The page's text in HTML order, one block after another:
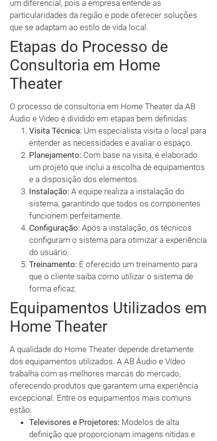
um diferencial, pois a empresa entende as
particularidades da região e pode oferecer soluções
que se adaptam ao estilo de vida local.
Etapas do Processo de
Consultoria em Home
Theater
O processo de consultoria em Home Theater da AB
Áudio e Vídeo é dividido em etapas bem definidas:
Visita Técnica: Um especialista visita o local para
entender as necessidades e avaliar o espaço.
Planejamento: Com base na visita, é elaborado
um projeto que inclui a escolha de equipamentos
e a disposição dos elementos.
Instalação: A equipe realiza a instalação do
sistema, garantindo que todos os componentes
funcionem perfeitamente.
Configuração: Após a instalação, os técnicos
configuram o sistema para otimizar a experiência
do usuário.
Treinamento: É oferecido um treinamento para
que o cliente saiba como utilizar o sistema de
forma eficaz.
Equipamentos Utilizados em
Home Theater
A qualidade do Home Theater depende diretamente
dos equipamentos utilizados. A AB Áudio e Vídeo
trabalha com as melhores marcas do mercado,
oferecendo produtos que garantem uma experiência
excepcional. Entre os equipamentos mais comuns
estão:
Televisores e Projetores: Modelos de alta
definição que proporcionam imagens nítidas e